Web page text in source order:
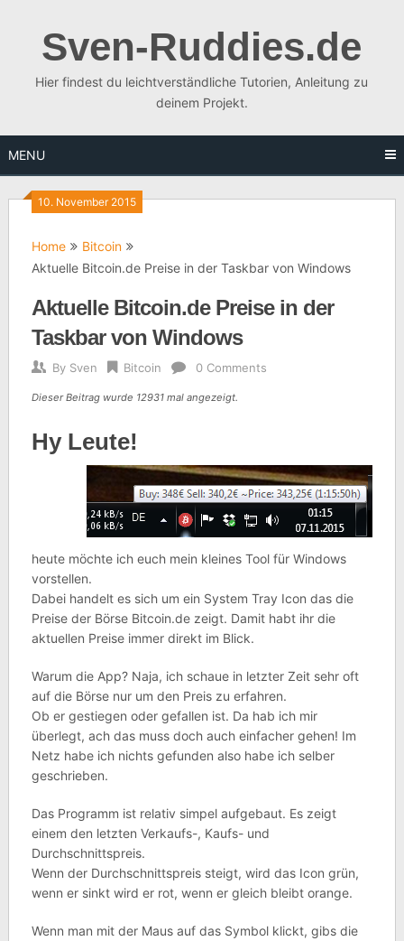
contentSven-Ruddies.de
Hier findest du leichtverständliche Tutorien, Anleitung zu
deinem Projekt.
MENU
10. November 2015
Home
Bitcoin
Aktuelle Bitcoin.de Preise in der Taskbar von Windows
Aktuelle Bitcoin.de Preise in der
Taskbar von Windows
By Sven Bitcoin 0 Comments
Dieser Beitrag wurde 12931 mal angezeigt.
Hy Leute!
heute möchte ich euch mein kleines Tool für Windows
vorstellen.
Dabei handelt es sich um ein System Tray Icon das die
Preise der Börse Bitcoin.de zeigt. Damit habt ihr die
aktuellen Preise immer direkt im Blick.
Warum die App? Naja, ich schaue in letzter Zeit sehr oft
auf die Börse nur um den Preis zu erfahren.
Ob er gestiegen oder gefallen ist. Da hab ich mir
überlegt, ach das muss doch auch einfacher gehen! Im
Netz habe ich nichts gefunden also habe ich selber
geschrieben.
Das Programm ist relativ simpel aufgebaut. Es zeigt
einem den letzten Verkaufs-, Kaufs- und
Durchschnittspreis.
Wenn der Durchschnittspreis steigt, wird das Icon grün,
wenn er sinkt wird er rot, wenn er gleich bleibt orange.
Wenn man mit der Maus auf das Symbol klickt, gibs die